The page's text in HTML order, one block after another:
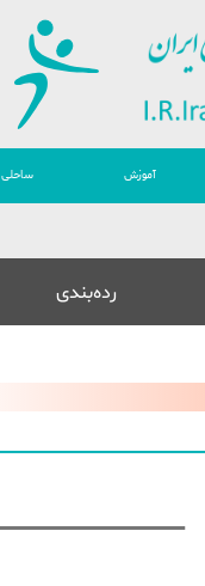
آموزش ساحلی
رده‌بندی